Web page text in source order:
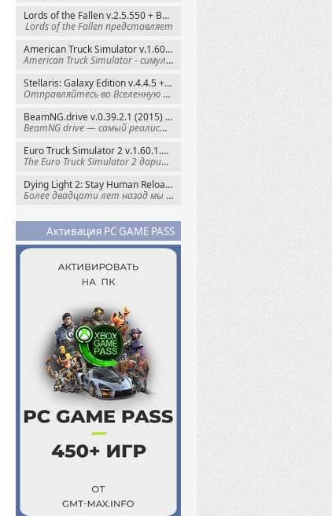
Lords of the Fallen v.2.5.550 + Все DLC (2023) Пиратка
Lords of the Fallen представляет
American Truck Simulator v.1.60.1.8s + Все DLC (2016) Пиратка
American Truck Simulator - симулятор
Stellaris: Galaxy Edition v.4.4.5 + Все DLC (2016) Пиратка
Отправляйтесь во Вселенную полную чудес и
BeamNG.drive v.0.39.2.1 (2015) RePack
BeamNG drive — самый реалистичный
Euro Truck Simulator 2 v.1.60.1.7s + Все DLC (2012) Пиратка
The Euro Truck Simulator 2 дарит вам опыт
Dying Light 2: Stay Human Reloaded Edition v.1.28.3 + Все DLC (2022) RePack
Более двадцати лет назад мы пытались
Активация PC GAME PASS